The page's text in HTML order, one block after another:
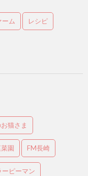
ーム レシピ
猫さま
園 FM長崎
ーピーマン